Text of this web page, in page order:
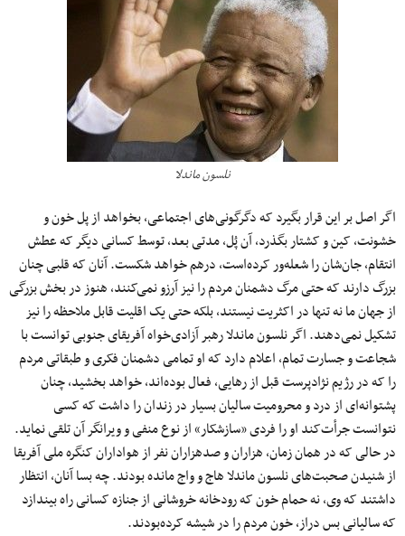
نلسون ماندلا
اگر اصل بر این قرار بگیرد که دگرگونی‌های اجتماعی، بخواهد از پل خون و
خشونت، کین و کشتار بگذرد، آن پُل، مدتی بعد، توسط کسانی دیگر که عطش
انتقام، جان‌شان را شعله‌ور کرده‌است، درهم خواهد شکست. آنان که قلبی چنان
بزرگ دارند که حتی مرگ دشمنان مردم را نیز آرزو نمی‌کنند، هنوز در بخش بزرگی
از جهان ما نه تنها در اکثریت نیستند، بلکه حتی یک اقلیت قابل ملاحظه را نیز
تشکیل نمی‌دهند. اگر نلسون ماندلا رهبر آزادی‌خواه آفریقای جنوبی توانست با
شجاعت و جسارت تمام، اعلام دارد که او تمامی دشمنان فکری و طبقاتی مردم
را که در رژیم نژادپرست قبل از رهایی، فعال بوده‌اند، خواهد بخشید، چنان
پشتوانه‌ای از درد و محرومیت سالیان بسیار در زندان را داشت که کسی
نتوانست جرأت‌کند او را فردی «سازشکار» از نوع منفی و ویرانگر آن تلقی نماید.
در حالی که در همان زمان، هزاران و صدهزاران نفر از هواداران کنگره ملی آفریقا
از شنیدن صحبت‌های نلسون ماندلا هاج و واج مانده ‌بودند. چه بسا آنان، انتظار
داشتند که وی، نه حمام خون که رودخانه‌ خروشانی از جنازه‌ کسانی راه بیندازد
که سالیانی بس دراز، خون مردم را در شیشه کرده‌بودند.